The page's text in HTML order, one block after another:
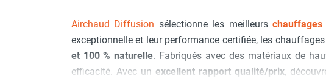
Climatiseur fixe
Rafraîchisseur d'air
Rafraichisseur d'air mobile
Rafraîchisseur d'air gainable
Airchaud Diffusion sélectionne les meilleurs chauffages
exceptionnelle et leur performance certifiée, les
et 100 % naturelle. Fabriqués avec des matériaux de
efficacité. Avec un excellent rapport qualité/prix,